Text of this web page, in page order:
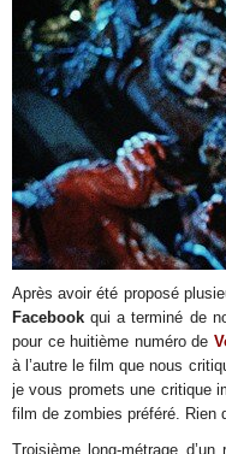
Après avoir été proposé
Facebook qui a terminé de
pour ce huitième numéro de
à l’autre le film que nous
je vous promets une critique
film de zombies préféré. Rien
Troisième long-métrage